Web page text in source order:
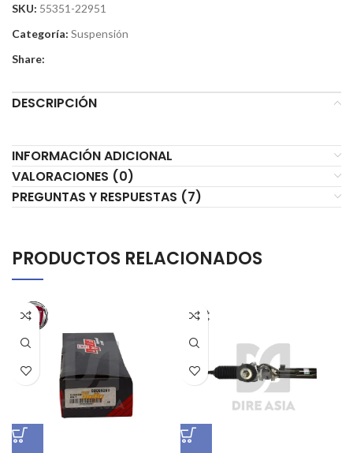
SKU: 55351-22951
Categoría: Suspensión
Share:
DESCRIPCIÓN
INFORMACIÓN ADICIONAL
VALORACIONES (0)
PREGUNTAS Y RESPUESTAS (7)
PRODUCTOS RELACIONADOS